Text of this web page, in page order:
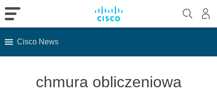
Cisco News
chmura obliczeniowa